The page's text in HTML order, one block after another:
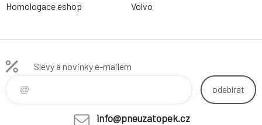
Homologace eshop
Volvo
Slevy a novinky e-mailem
odebírat
info@pneuzatopek.cz